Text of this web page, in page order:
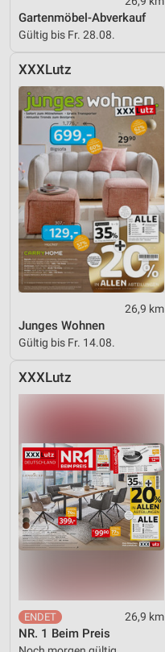
Gartenmöbel-Abverkauf
Gültig bis Fr. 28.08.
XXXLutz
26,9 km
Junges Wohnen
Gültig bis Fr. 14.08.
XXXLutz
26,9 km
NR. 1 Beim Preis